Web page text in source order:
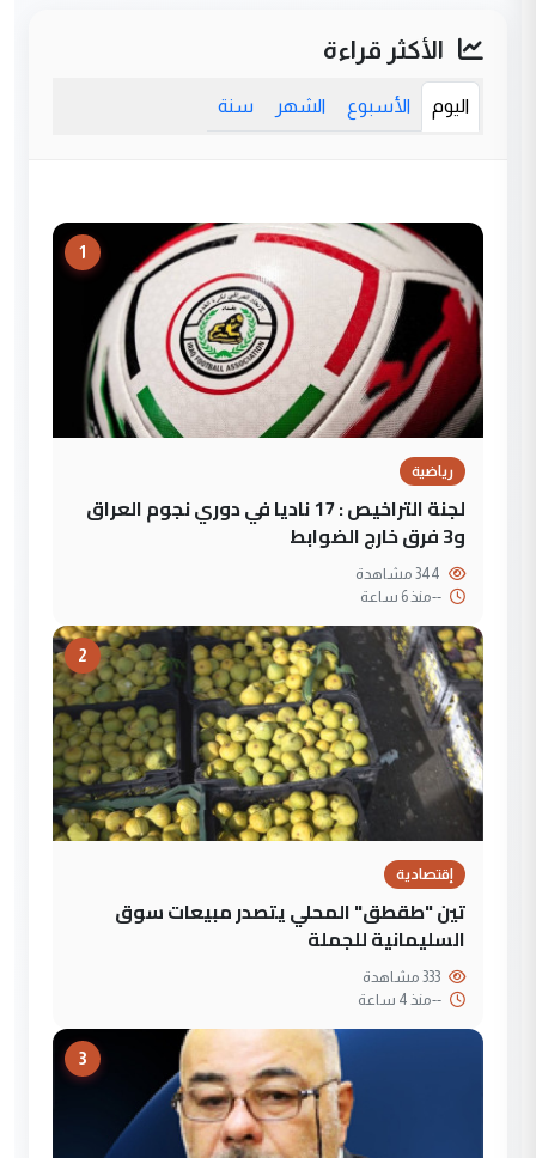
الأكثر قراءة
اليوم الأسبوع الشهر سنة
1
رياضية
لجنة التراخيص : 17 ناديا في دوري نجوم العراق
و3 فرق خارج الضوابط
--منذ 6 ساعة
2
إقتصادية
تين "طقطق" المحلي يتصدر مبيعات سوق
السليمانية للجملة
--منذ 4 ساعة
3